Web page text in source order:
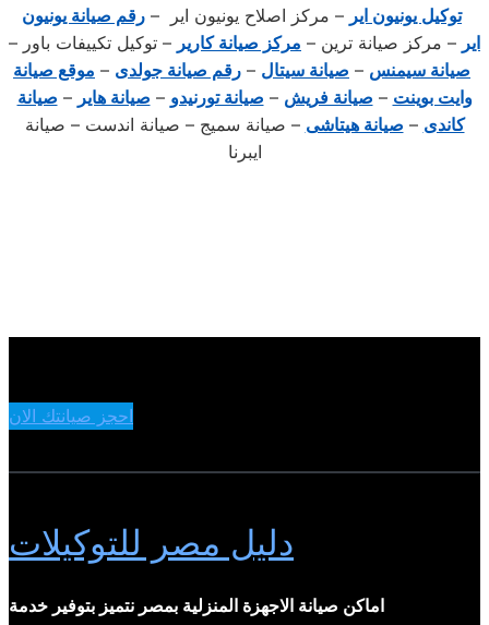
توكيل يونيون اير – مركز اصلاح يونيون اير – رقم صيانة يونيون
اير – مركز صيانة ترين – مركز صيانة كارير – توكيل تكييفات باور –
صيانة سيمنس – صيانة سيتال – رقم صيانة جولدى – موقع صيانة
وايت بوينت – صيانة فريش – صيانة تورنيدو – صيانة هاير – صيانة
كاندى – صيانة هيتاشى – صيانة سميج – صيانة اندست – صيانة
ايبرنا
احجز صيانتك الان
دليل مصر للتوكيلات
اماكن صيانة الاجهزة المنزلية بمصر نتميز بتوفير خدمة